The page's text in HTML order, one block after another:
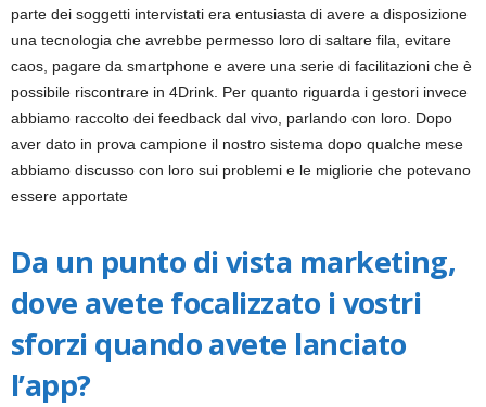
parte dei soggetti intervistati era entusiasta di avere a disposizione
una tecnologia che avrebbe permesso loro di saltare fila, evitare
caos, pagare da smartphone e avere una serie di facilitazioni che è
possibile riscontrare in 4Drink. Per quanto riguarda i gestori invece
abbiamo raccolto dei feedback dal vivo, parlando con loro. Dopo
aver dato in prova campione il nostro sistema dopo qualche mese
abbiamo discusso con loro sui problemi e le migliorie che potevano
essere apportate
Da un punto di vista marketing,
dove avete focalizzato i vostri
sforzi quando avete lanciato
l’app?